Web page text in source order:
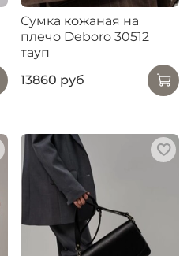
Сумка кожаная на
плечо Deboro 30512
тауп
13860 руб